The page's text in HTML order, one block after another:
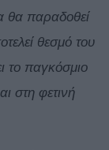
θα παραδοθεί
θεσμό του
το παγκόσμιο
στη φετινή